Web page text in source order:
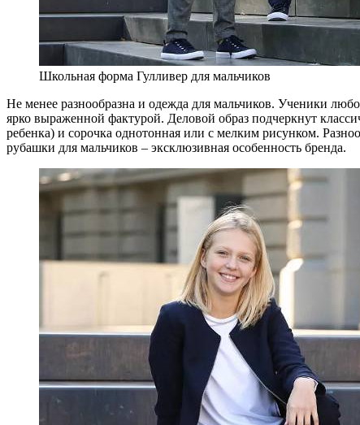
Школьная форма Гулливер для мальчиков
Не менее разнообразна и одежда для мальчиков. Ученики
ярко выраженной фактурой. Деловой образ подчеркнут
ребенка) и сорочка однотонная или с мелким рисунком.
рубашки для мальчиков – эксклюзивная особенность бренда.